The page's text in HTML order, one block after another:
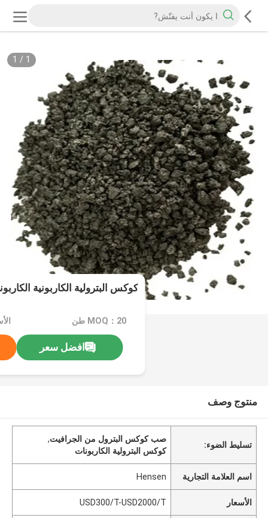
1
/
1
كوكس البترولية الكاربونية
MOQ：20 طن
افضل سعر
منتوج وصف
تسليط الضوء:
صب كوكس البترول من الجرافيت,
كوكس البترولية الكاربونات
اسم العلامة التجارية Hensen
الأسعار USD300/T-USD2000/T